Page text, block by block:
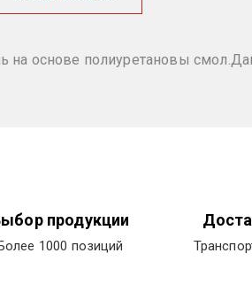
на основе полиуретановы
продукции
1000 позиций